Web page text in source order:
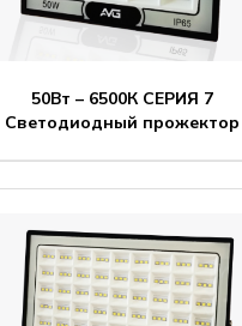
50Вт – 6500К СЕРИЯ 7
Светодиодный прожектор